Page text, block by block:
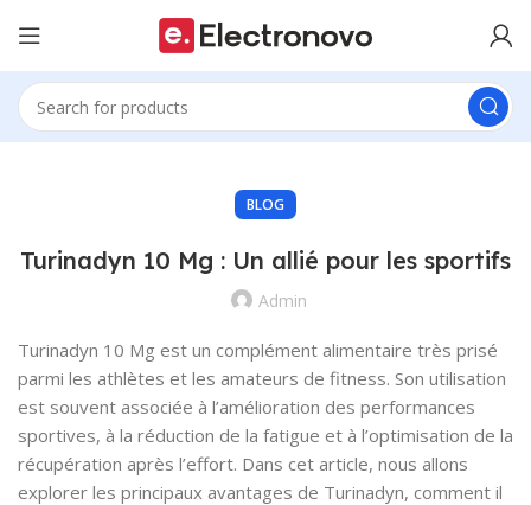
BLOG
Turinadyn 10 Mg : Un allié pour les sportifs
Admin
Turinadyn 10 Mg est un complément alimentaire très prisé
parmi les athlètes et les amateurs de fitness. Son utilisation
est souvent associée à l’amélioration des performances
sportives, à la réduction de la fatigue et à l’optimisation de la
récupération après l’effort. Dans cet article, nous allons
explorer les principaux avantages de Turinadyn, comment il